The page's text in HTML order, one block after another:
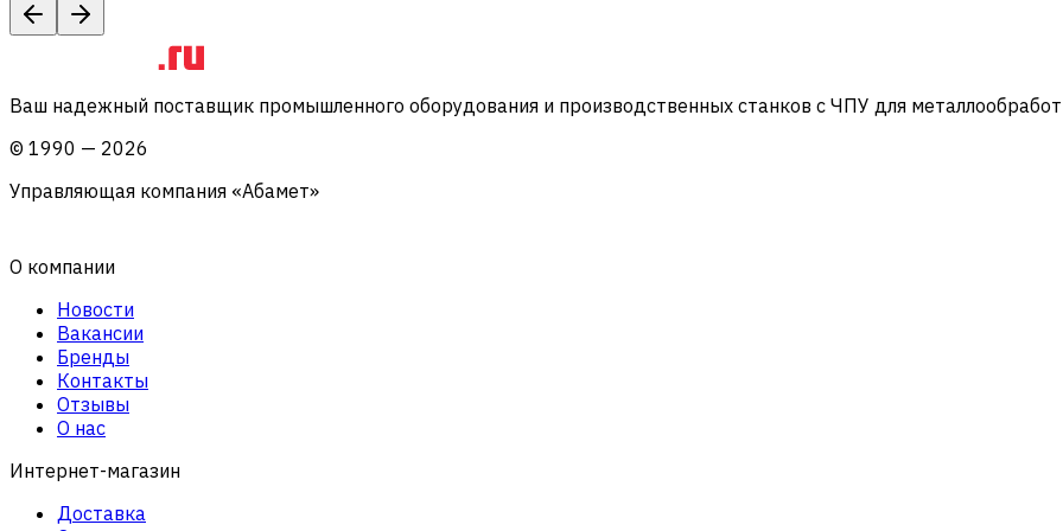
Ваш надежный поставщик промышленного оборудования и производственных станков с ЧПУ для
© 1990 — 2026
Управляющая компания «Абамет»
О компании
Новости
Вакансии
Бренды
Контакты
Отзывы
О нас
Интернет-магазин
Доставка